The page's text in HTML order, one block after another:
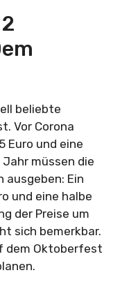
beliebte
Vor Corona
Euro und eine
Jahr müssen die
ausgeben: Ein
und eine halbe
der Preise um
sich bemerkbar.
dem Oktoberfest